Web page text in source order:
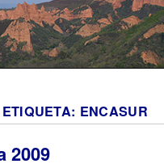
ENCASUR
2009